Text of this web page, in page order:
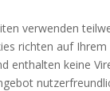
verwenden
richten auf Ihrem
enthalten keine